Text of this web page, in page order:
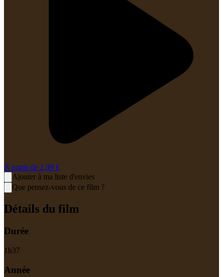
À partir de 2,99 €
Ajouter à ma liste d'envies
Que pensez-vous de ce film ?
Détails du film
Durée
1 h37
Année